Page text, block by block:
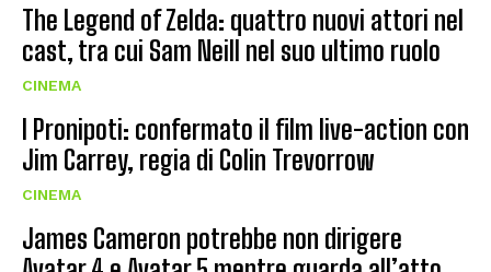
The Legend of Zelda: quattro nuovi attori nel
cast, tra cui Sam Neill nel suo ultimo ruolo
CINEMA
I Pronipoti: confermato il film live-action con
Jim Carrey, regia di Colin Trevorrow
CINEMA
James Cameron potrebbe non dirigere